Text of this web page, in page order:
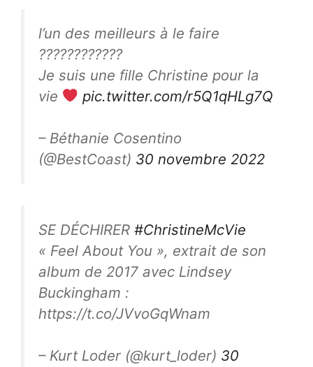
l’un des meilleurs à le faire
????????????
Je suis une fille Christine pour la
vie
pic.twitter.com/r5Q1qHLg7Q
– Béthanie Cosentino
(@BestCoast) 30 novembre 2022
SE DÉCHIRER #ChristineMcVie
« Feel About You », extrait de son
album de 2017 avec Lindsey
Buckingham :
https://t.co/JVvoGqWnam
– Kurt Loder (@kurt_loder) 30